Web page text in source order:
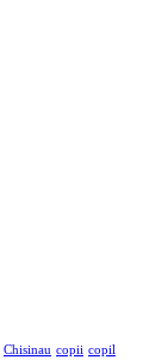
Chisinau copii copil